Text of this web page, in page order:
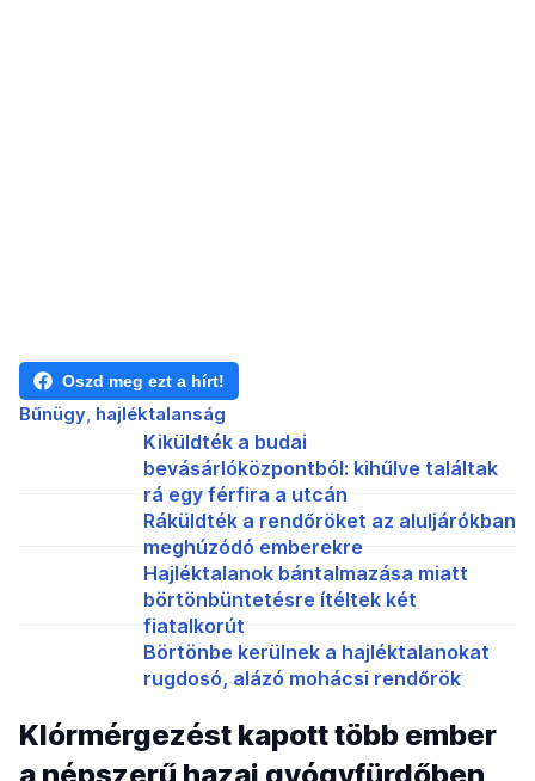
Oszd meg ezt a hírt!
Bűnügy hajléktalanság
Kiküldték a budai
bevásárlóközpontból: kihűlve találtak
rá egy férfira a utcán
Ráküldték a rendőröket az aluljárókban
meghúzódó emberekre
Hajléktalanok bántalmazása miatt
börtönbüntetésre ítéltek két
fiatalkorút
Börtönbe kerülnek a hajléktalanokat
rugdosó, alázó mohácsi rendőrök
Klórmérgezést kapott több ember